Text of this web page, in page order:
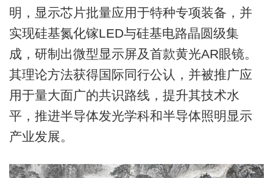
明，显示芯片批量应用于特种专项装备，并
实现硅基氮化镓LED与硅基电路晶圆级集
成，研制出微型显示屏及首款黄光AR眼镜。
其理论方法获得国际同行公认，并被推广应
用于量大面广的共识路线，提升其技术水
平，推进半导体发光学科和半导体照明显示
产业发展。